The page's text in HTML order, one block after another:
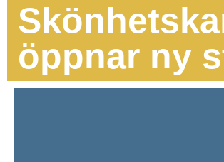
öppnar ny